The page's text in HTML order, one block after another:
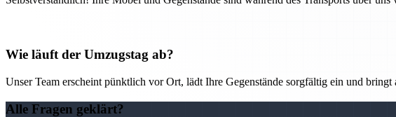
Wie läuft der Umzugstag ab?
Unser Team erscheint pünktlich vor Ort, lädt Ihre Gegenstände sorgfältig ein und
Alle Fragen geklärt?